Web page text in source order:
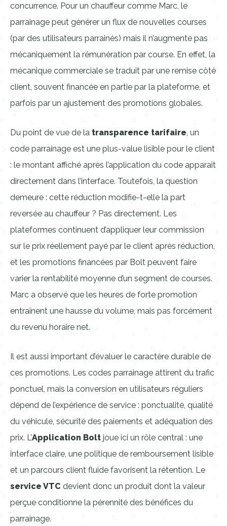
concurrence. Pour un chauffeur comme Marc, le
parrainage peut générer un flux de nouvelles courses
(par des utilisateurs parrainés) mais il n’augmente pas
mécaniquement la rémunération par course. En effet, la
mécanique commerciale se traduit par une remise côté
client, souvent financée en partie par la plateforme, et
parfois par un ajustement des promotions globales.
Du point de vue de la transparence tarifaire , un
code parrainage est une plus-value lisible pour le client
: le montant affiché après l’application du code apparaît
directement dans l’interface. Toutefois, la question
demeure : cette réduction modifie-t-elle la part
reversée au chauffeur ? Pas directement. Les
plateformes continuent d’appliquer leur commission
sur le prix réellement payé par le client après réduction,
et les promotions financées par Bolt peuvent faire
varier la rentabilité moyenne d’un segment de courses.
Marc a observé que les heures de forte promotion
entraînent une hausse du volume, mais pas forcément
du revenu horaire net.
Il est aussi important d’évaluer le caractère durable de
ces promotions. Les codes parrainage attirent du trafic
ponctuel, mais la conversion en utilisateurs réguliers
dépend de l’expérience de service : ponctualité, qualité
du véhicule, sécurité des paiements et adéquation des
prix. L’Application Bolt joue ici un rôle central : une
interface claire, une politique de remboursement lisible
et un parcours client fluide favorisent la rétention. Le
service VTC devient donc un produit dont la valeur
perçue conditionne la pérennité des bénéfices du
parrainage.